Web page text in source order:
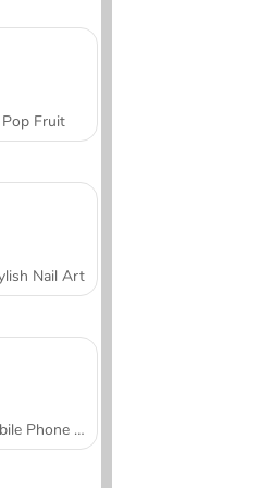
Pop Fruit
Nail Art
Mobile Phone Case Design & DIY